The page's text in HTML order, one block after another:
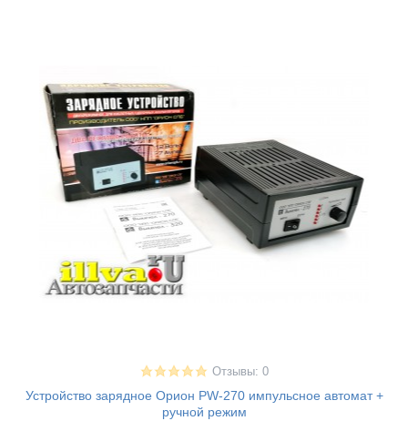
Отзывы: 0
Устройство зарядное Орион PW-270 импульсное автомат +
ручной режим